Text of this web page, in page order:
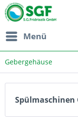
Menü
Gebergehäuse
Spülmaschinen